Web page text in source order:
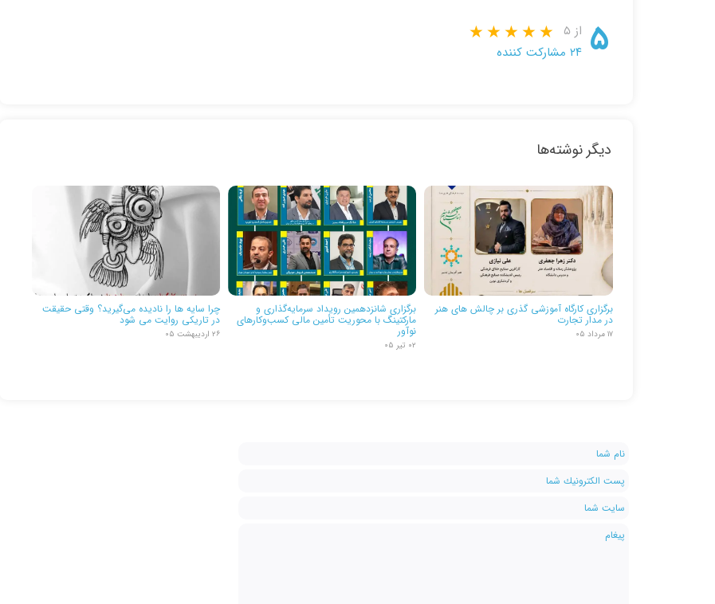
۵ از ۵
۲۴ مشارکت کننده
دیگر نوشته‌ها
برگزاری کارگاه آموزشی گذری بر چالش های هنر
در مدار تجارت
۱۷ مرداد ۰۵
برگزاری شانزدهمین رویداد سرمایه‌گذاری و
مارکتینگ با محوریت تأمین مالی کسب‌وکارهای
نوآور
۰۲ تیر ۰۵
چرا سایه ها را نادیده می‌گیرید؟ وقتی حقیقت
در تاریکی روایت می شود
۲۶ اردیبهشت ۰۵